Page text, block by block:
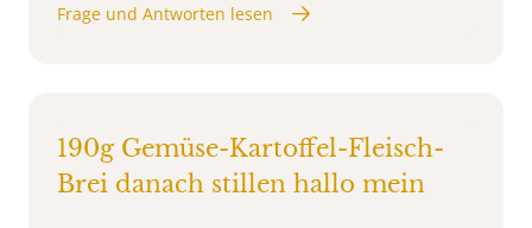
Frage und Antworten lesen
190g Gemüse-Kartoffel-Fleisch-
Brei danach stillen hallo mein